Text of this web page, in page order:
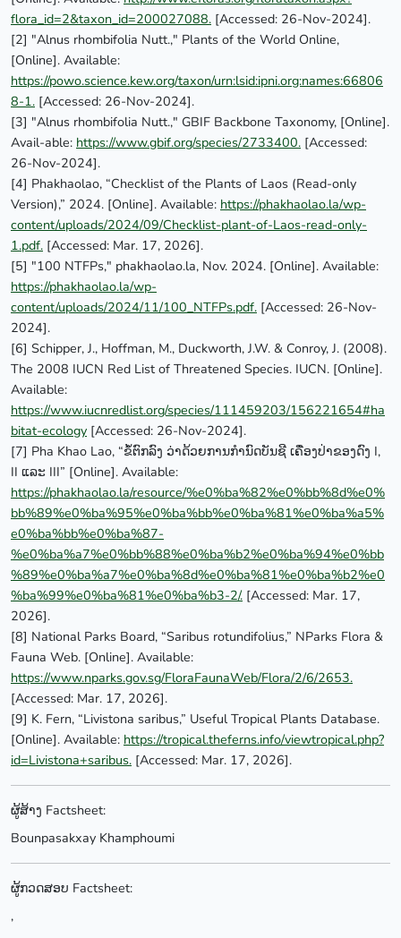
flora_id=2&taxon_id=200027088. [Accessed: 26-Nov-2024].
[2] "Alnus rhombifolia Nutt.," Plants of the World Online,
[Online]. Available:
https://powo.science.kew.org/taxon/urn:lsid:ipni.org:names:66806
8-1. [Accessed: 26-Nov-2024].
[3] "Alnus rhombifolia Nutt.," GBIF Backbone Taxonomy, [Online].
Avail-able: https://www.gbif.org/species/2733400. [Accessed:
26-Nov-2024].
[4] Phakhaolao, “Checklist of the Plants of Laos (Read-only
Version),” 2024. [Online]. Available: https://phakhaolao.la/wp-
content/uploads/2024/09/Checklist-plant-of-Laos-read-only-
1.pdf. [Accessed: Mar. 17, 2026].
[5] "100 NTFPs," phakhaolao.la, Nov. 2024. [Online]. Available:
https://phakhaolao.la/wp-
content/uploads/2024/11/100_NTFPs.pdf. [Accessed: 26-Nov-
2024].
[6] Schipper, J., Hoffman, M., Duckworth, J.W. & Conroy, J. (2008).
The 2008 IUCN Red List of Threatened Species. IUCN. [Online].
Available:
https://www.iucnredlist.org/species/111459203/156221654#ha
bitat-ecology [Accessed: 26-Nov-2024].
[7] Pha Khao Lao, “ຂໍ້ຕົກລົງ ວ່າດ້ວຍການກຳນົດບັນຊີ ເຄື່ອງປ່າຂອງດົງ I,
II ແລະ III” [Online]. Available:
https://phakhaolao.la/resource/%e0%ba%82%e0%bb%8d%e0%
bb%89%e0%ba%95%e0%ba%bb%e0%ba%81%e0%ba%a5%
e0%ba%bb%e0%ba%87-
%e0%ba%a7%e0%bb%88%e0%ba%b2%e0%ba%94%e0%bb
%89%e0%ba%a7%e0%ba%8d%e0%ba%81%e0%ba%b2%e0
%ba%99%e0%ba%81%e0%ba%b3-2/. [Accessed: Mar. 17,
2026].
[8] National Parks Board, “Saribus rotundifolius,” NParks Flora &
Fauna Web. [Online]. Available:
https://www.nparks.gov.sg/FloraFaunaWeb/Flora/2/6/2653.
[Accessed: Mar. 17, 2026].
[9] K. Fern, “Livistona saribus,” Useful Tropical Plants Database.
[Online]. Available: https://tropical.theferns.info/viewtropical.php?
id=Livistona+saribus. [Accessed: Mar. 17, 2026].
ຜູ້ສ້າງ Factsheet:
Bounpasakxay Khamphoumi
ຜູ້ກວດສອບ Factsheet:
,